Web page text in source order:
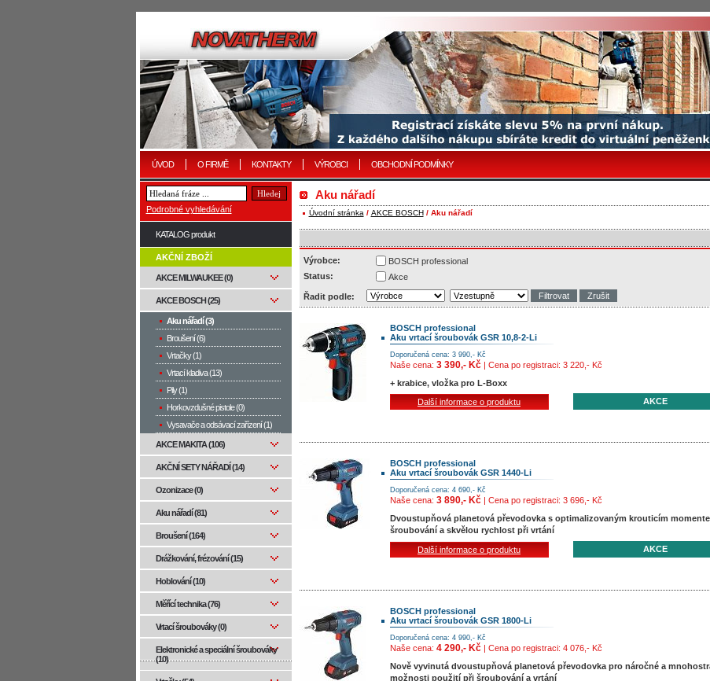
ÚVOD O FIRMĚ KONTAKTY VÝROBCI OBCHODNÍ PODMÍNKY
Aku nářadí
Úvodní stránka / AKCE BOSCH/ Aku nářadí
Výrobce:
BOSCH professional
Status:
Akce
Řadit podle:
BOSCH professional
Aku vrtací šroubovák GSR 10,8-2-Li
Doporučená cena: 3 990,- Kč
Naše cena: 3 390,- Kč | Cena po registraci: 3 220,- Kč
+ krabice, vložka pro L-Boxx
Další informace o produktu AKCE
BOSCH professional
Aku vrtací šroubovák GSR 1440-Li
Doporučená cena: 4 690,- Kč
Naše cena: 3 890,- Kč
| Cena po registraci: 3 696,- Kč
Dvoustupňová planetová převodovka s optimalizovaným krouticím
šroubování a skvělou rychlost při vrtání
Další informace o produktu AKCE
BOSCH professional
Aku vrtací šroubovák GSR 1800-Li
Doporučená cena: 4 990,- Kč
Naše cena: 4 290,- Kč | Cena po registraci: 4 076,- Kč
Nově vyvinutá dvoustupňová planetová převodovka pro náročné a
možnosti použití při šroubování a vrtání
Podrobné vyhledávání
KATALOG produkt
AKČNÍ ZBOŽÍ
AKCE MILWAUKEE (0)
AKCE BOSCH (25)
Aku nářadí (3)
Broušení (6)
Vrtačky (1)
Vrtací kladiva (13)
Pily (1)
Horkovzdušné pistole (0)
Vysavače a odsávací zařízení (1)
AKCE MAKITA (106)
AKČNÍ SETY NÁŘADÍ (14)
Ozonizace (0)
Aku nářadí (81)
Broušení (164)
Drážkování, frézování (15)
Hoblování (10)
Měřící technika (76)
Vrtací šroubováky (0)
Elektronické a speciální šroubováky
(10)